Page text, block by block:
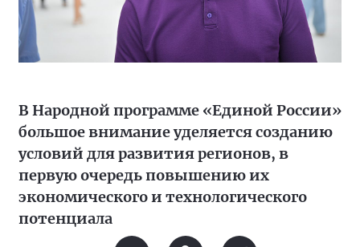
В Народной программе «Единой России»
большое внимание уделяется созданию
условий для развития регионов, в
первую очередь повышению их
экономического и технологического
потенциала